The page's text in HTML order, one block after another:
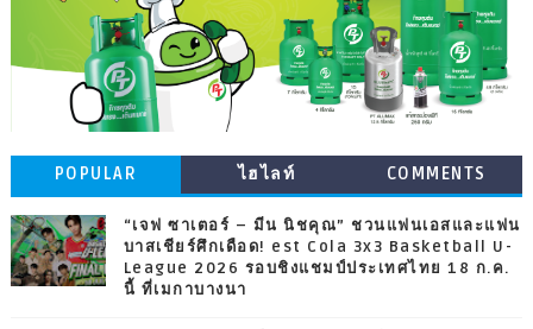
POPULAR ไฮไลท์ COMMENTS
“เจฟ ซาเตอร์ – มีน นิชคุณ” ชวนแฟนเอสและแฟน
บาสเชียร์ศึกเดือด! est Cola 3x3 Basketball U-
League 2026 รอบชิงแชมป์ประเทศไทย 18 ก.ค.
นี้ ที่เมกาบางนา